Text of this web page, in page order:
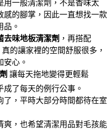
用一般清潔劑，不是香味太
感的腳掌，因此一直想找一款
品。
去味地板清潔劑 ，再搭配
真的讓家裡的空間舒服很多，
安心。
讓每天拖地變得更輕鬆
了每天的例行公事。
了，平時大部分時間都待在室
爽，也希望清潔用品對毛孩能